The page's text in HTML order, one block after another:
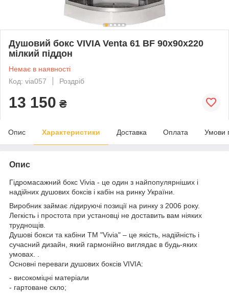
Душовий бокс VIVIA Venta 61 BF 90х90х220
мілкий піддон
Немає в наявності
Код: via057
Роздріб
13 150 ₴
Опис Характеристики Доставка Оплата Умови
Опис
Гідромасажний бокс Vivia - це один з найпопулярніших і
надійних душових боксів і кабін на ринку України.
Виробник займає лідируючі позиції на ринку з 2006 року.
Легкість і простота при установці не доставить вам ніяких
труднощів.
Душові бокси та кабіни ТМ "Vivia" – це якість, надійність і
сучасний дизайн, який гармонійно виглядає в будь-яких
умовах. .
Основні переваги душових боксів VIVIA:
- високоміцні матеріали
- гартоване скло;